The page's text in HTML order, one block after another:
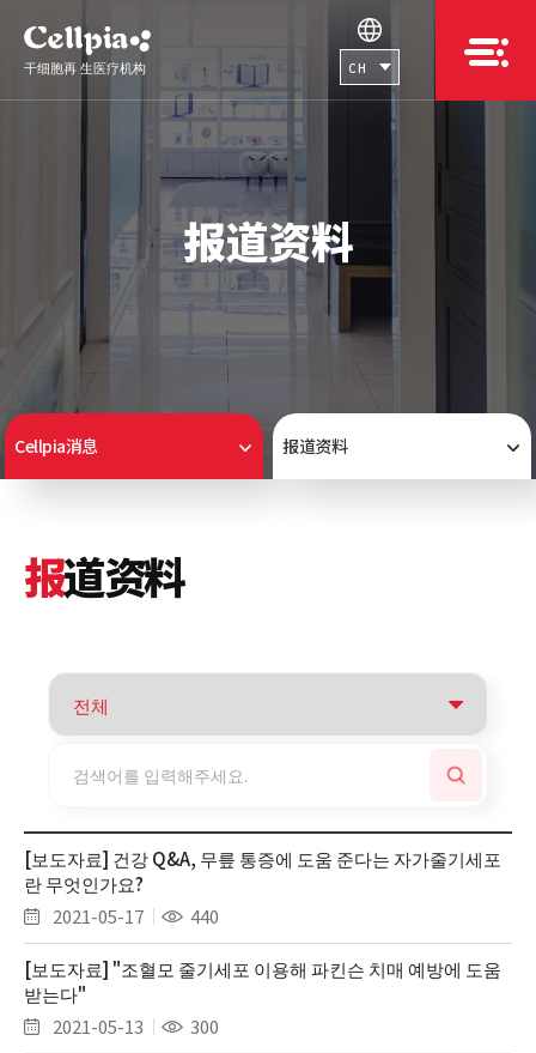
CH
报道资料
Cellpia消息 报道资料
报道资料
[보도자료] 건강 Q&A, 무릎 통증에 도움 준다는 자가줄기세포
란 무엇인가요?
2021-05-17
440
[보도자료] "조혈모 줄기세포 이용해 파킨슨 치매 예방에 도움
받는다"
2021-05-13
300